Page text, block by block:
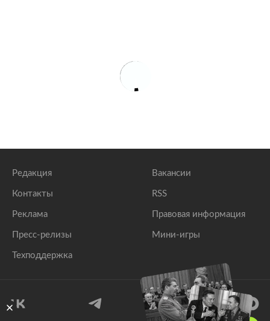
Редакция
Контакты
Реклама
Пресс-релизы
Техподдержка
Вакансии
RSS
Правовая информация
Мини-игры